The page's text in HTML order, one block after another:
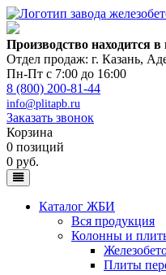
Производство находится в
Отдел продаж: г. Казань,
Пн-Пт с 7:00 до 16:00
8 (800) 200-81-44
info@plitapb.ru
Заказать звонок
Корзина
0 позиций
0 руб.
Каталог ЖБИ
Вся продукция
Колонны и
Плиты